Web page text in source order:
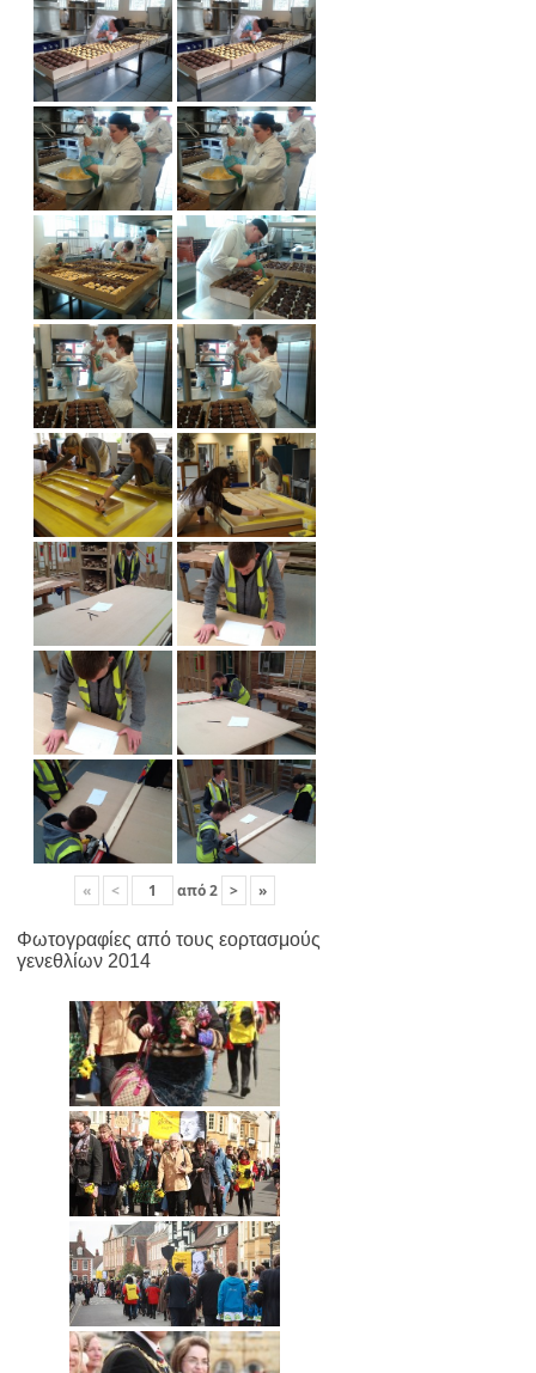
« < από2 > »
Φωτογραφίες από τους εορτασμούς
γενεθλίων 2014